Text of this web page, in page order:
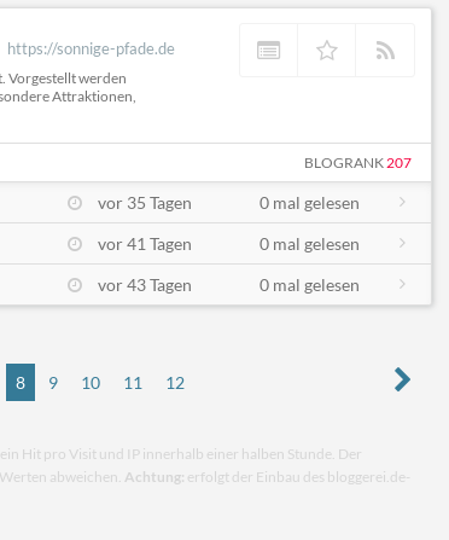
https://sonnige-pfade.de
Vorgestellt werden
Attraktionen,
BLOGRANK 207
vor 35 Tagen
0 mal gelesen
vor 41 Tagen
0 mal gelesen
vor 43 Tagen 0 mal gelesen
8 9 10 11 12
Hit pro Visit und IP innerhalb einer halben Stunde. Der
abweichen. Achtung: erfolgt der Einbau des bloggerei.de-